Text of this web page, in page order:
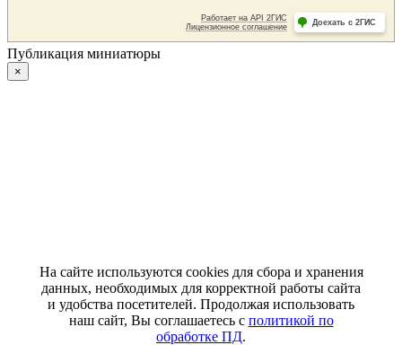
Публикация миниатюры
×
На сайте используются cookies для сбора и хранения
данных, необходимых для корректной работы сайта
и удобства посетителей. Продолжая использовать
наш сайт, Вы соглашаетесь с политикой по
обработке ПД.